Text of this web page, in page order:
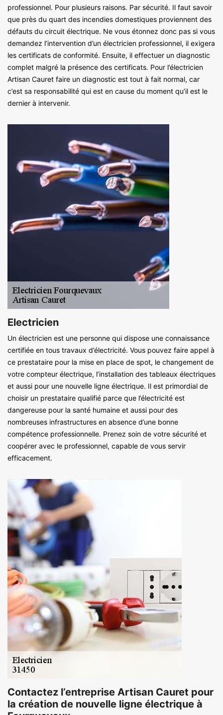
professionnel. Pour plusieurs raisons. Par sécurité. Il faut savoir
que près du quart des incendies domestiques proviennent des
défauts du circuit électrique. Ne vous étonnez donc pas si vous
demandez l’intervention d’un électricien professionnel, il exigera
les certificats de conformité. Ensuite, il effectuer un diagnostic
complet malgré la présence des certificats. Pour l’électricien
Artisan Cauret faire un diagnostic est tout à fait normal, car
c’est sa responsabilité qui est en cause du moment qu’il est le
dernier à intervenir.
Electricien
Un électricien est une personne qui dispose une connaissance
certifiée en tous travaux d’électricité. Vous pouvez faire appel à
ce prestataire pour la mise en place de spot, le changement de
votre compteur électrique, l’installation des tableaux électriques
et aussi pour une nouvelle ligne électrique. Il est primordial de
choisir un prestataire qualifié parce que l’électricité est
dangereuse pour la santé humaine et aussi pour des
nombreuses infrastructures en absence d’une bonne
compétence professionnelle. Prenez soin de votre sécurité et
coopérer avec le professionnel, capable de vous servir
efficacement.
Contactez l’entreprise Artisan Cauret pour
la création de nouvelle ligne électrique à